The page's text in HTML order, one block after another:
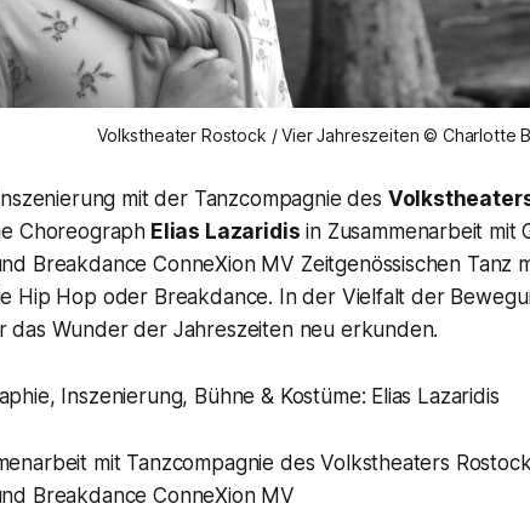
Volkstheater Rostock / Vier Jahreszeiten © Charlotte
mit der Tanzcompagnie des
Choreograph Elias Lazaridis in Zusammenarbeit mit
Breakdance ConneXion MV Zeitgenössischen Tanz
Hip Hop oder Breakdance. In der Vielfalt der
das Wunder der Jahreszeiten neu erkunden.
Inszenierung, Bühne & Kostüme: Elias Lazaridis
mit Tanzcompagnie des Volkstheaters
Breakdance ConneXion MV